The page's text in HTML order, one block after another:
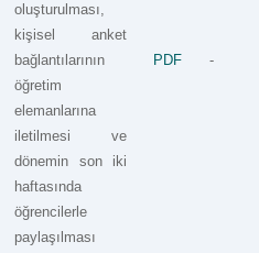
oluşturulması,
kişisel anket
bağlantılarının
öğretim
elemanlarına
iletilmesi ve
dönemin son iki
haftasında
öğrencilerle
paylaşılması
PDF -